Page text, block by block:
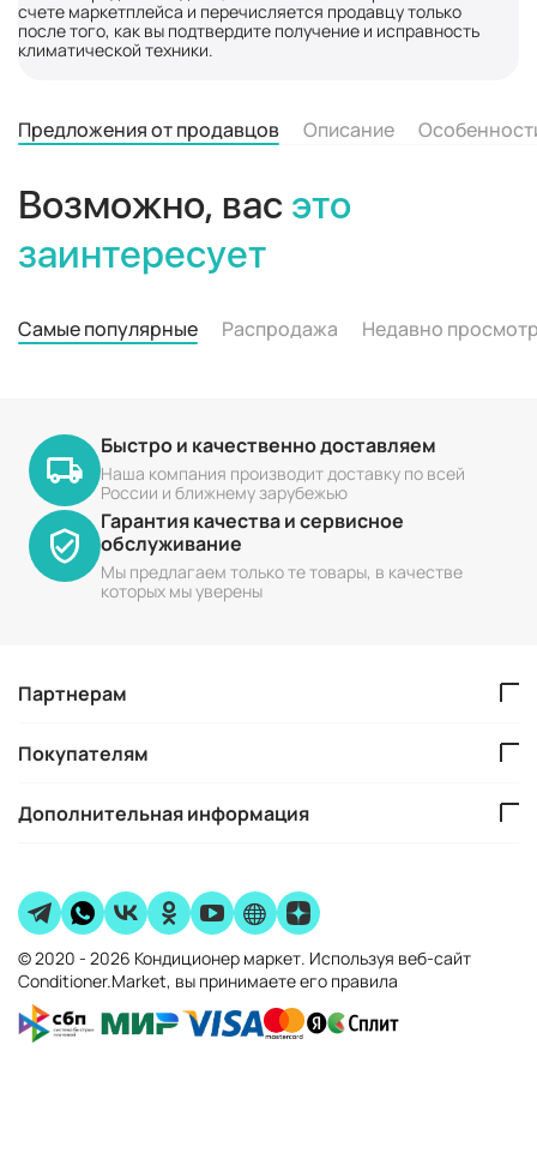
счете маркетплейса и перечисляется продавцу только
после того, как вы подтвердите получение и исправность
климатической техники.
Предложения от продавцов Описание
Возможно, вас это
заинтересует
Самые популярные Распродажа Недавно
Быстро и качественно доставляем
Наша компания производит доставку по всей
России и ближнему зарубежью
Гарантия качества и сервисное
обслуживание
Мы предлагаем только те товары, в качестве
которых мы уверены
Партнерам
Покупателям
Дополнительная информация
© 2020 - 2026 Кондиционер маркет. Используя веб-сайт
Conditioner.Market, вы принимаете его правила